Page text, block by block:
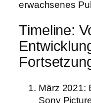
erwachsenes
Timeline:
März 2021:
Sony